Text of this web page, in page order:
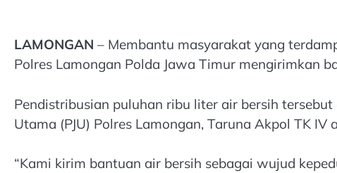
LAMONGAN – Membantu masyarakat yang
Polres Lamongan Polda Jawa Timur mengirimkan
Pendistribusian puluhan ribu liter air bersih
Utama (PJU) Polres Lamongan, Taruna Akpol TK
“Kami kirim bantuan air bersih sebagai wujud